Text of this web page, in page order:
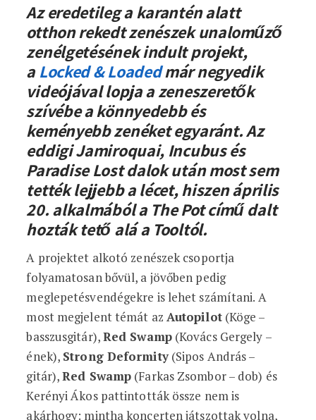
Locked & Loaded: ezúttal egy Tool-
Az eredetileg a karantén alatt
otthon rekedt zenészek unaloműző
zenélgetésének indult projekt,
a Locked & Loadedmár negyedik
videójával lopja a zeneszeretők
szívébe a könnyedebb és
keményebb zenéket egyaránt. Az
eddigi Jamiroquai, Incubus és
Paradise Lost dalok után most sem
tették lejjebb a lécet, hiszen április
20. alkalmából a The Pot című dalt
hozták tető alá a Tooltól.
A projektet alkotó zenészek csoportja
folyamatosan bővül, a jövőben pedig
meglepetésvendégekre is lehet számítani. A
most megjelent témát az Autopilot(Köge –
basszusgitár),Red Swamp(Kovács Gergely –
ének), Strong Deformity(Sipos András –
gitár),Red Swamp (Farkas Zsombor – dob) és
Kerényi Ákos pattintották össze nem is
akárhogy: mintha koncerten játszottak volna,